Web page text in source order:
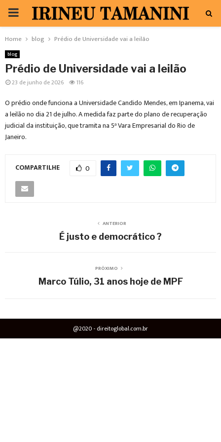
PRIMARY
MENU
Home blog Prédio de Universidade vai a leilão
blog
Prédio de Universidade vai a leilão
23 de junho de 2026 116
O prédio onde funciona a Universidade Candido Mendes, em Ipanema, vai
a leilão no dia 21 de julho. A medida faz parte do plano de recuperação
judicial da instituição, que tramita na 5ª Vara Empresarial do Rio de
Janeiro.
COMPARTILHE 0
ANTERIOR
É justo e democrático ?
PRÓXIMO
Marco Túlio, 31 anos hoje de MPF
@2020 - direitoglobal.com.br